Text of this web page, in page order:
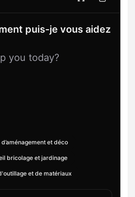
puis-je vous aidez
you today?
d’aménagement et déco
bricolage et jardinage
et de matériaux